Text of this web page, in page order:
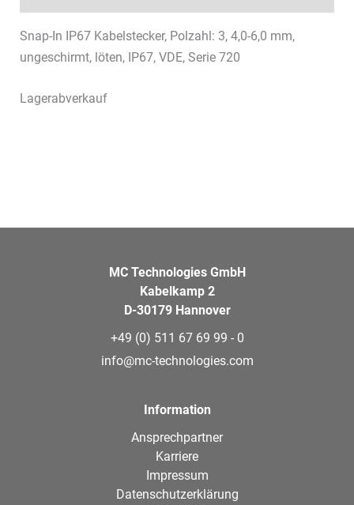
Snap-In IP67 Kabelstecker, Polzahl: 3, 4,0-6,0 mm,
ungeschirmt, löten, IP67, VDE, Serie 720
Lagerabverkauf
MC Technologies GmbH
Kabelkamp 2
D-30179 Hannover
+49 (0) 511 67 69 99 - 0
info@mc-technologies.com
Information
Ansprechpartner
Karriere
Impressum
Datenschutzerklärung